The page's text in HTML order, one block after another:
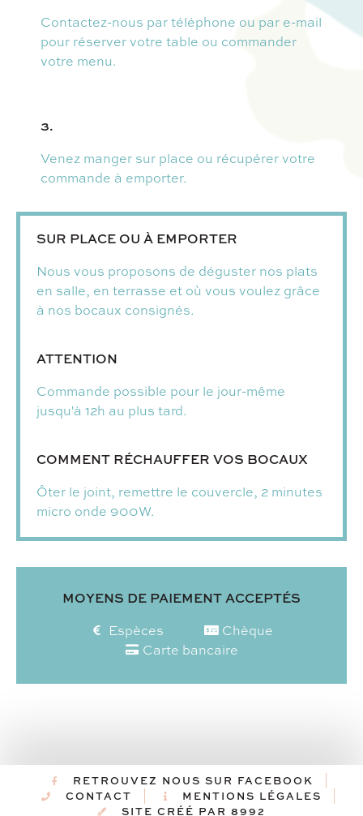
Contactez-nous par téléphone ou par e-mail
pour réserver votre table ou commander
votre menu.
3.
Venez manger sur place ou récupérer votre
commande à emporter.
SUR PLACE OU À EMPORTER
Nous vous proposons de déguster nos plats
en salle, en terrasse et où vous voulez grâce
à nos bocaux consignés.
ATTENTION
Commande possible pour le jour-même
jusqu'à 12h au plus tard.
COMMENT RÉCHAUFFER VOS BOCAUX
Ôter le joint, remettre le couvercle, 2 minutes
micro onde 900W.
MOYENS DE PAIEMENT ACCEPTÉS
Espèces
Chèque
Carte bancaire
RETROUVEZ NOUS SUR FACEBOOK
CONTACT
MENTIONS LÉGALES
SITE CRÉÉ PAR 8992